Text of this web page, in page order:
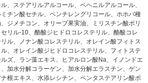
、ステアリルアルコール、ベヘニルアルコール、
チン酸セチル、ペンチレングリコール、ホホバ種
ジメチコン、オリーブ果実油、ミリスチン酸ポリ
セリル-10、酪酸ジヒドロコレステリル、酪酸コレ
リル、ノナン酸コレステリル、オレイン酸フィトス
ル、オレイン酸ジヒドロコレステリル、フィトステ
ルズ、ラン藻エキス、ヒアルロン酸Na、イノンドエ
、加水分解コラーゲン、加水分解エラスチン、ゲン
根エキス、水添レシチン、ペンタステアリン酸ポ